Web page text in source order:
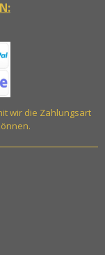
wir die Zahlungsart